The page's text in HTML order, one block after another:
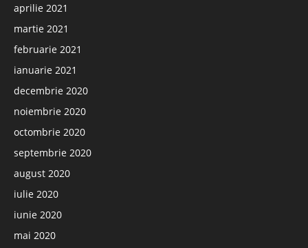
aprilie 2021
martie 2021
februarie 2021
ianuarie 2021
decembrie 2020
noiembrie 2020
octombrie 2020
septembrie 2020
august 2020
iulie 2020
iunie 2020
mai 2020